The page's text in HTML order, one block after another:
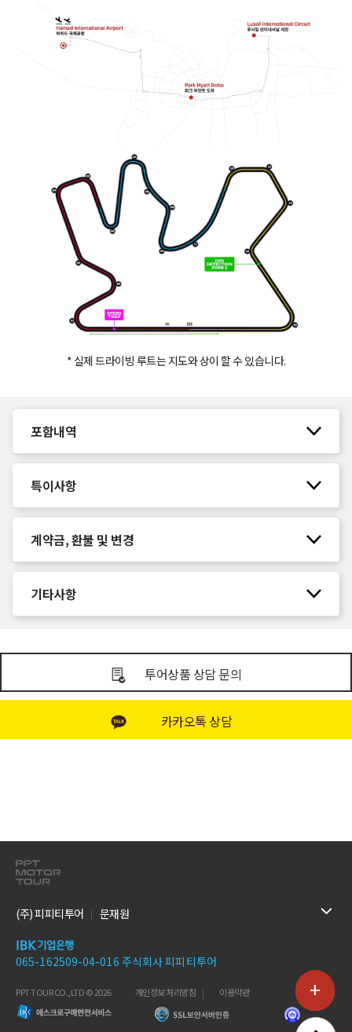
* 실제 드라이빙 루트는 지도와 상이 할 수 있습니다.
포함내역
특이사항
계약금, 환불 및 변경
기타사항
투어상품 상담 문의
카카오톡 상담
(주) 피피티투어 문재원
065-162509-04-016 주식회사 피피티투어
PPT TOUR CO.,LTD © 2026 개인정보 처리방침 이용약관 +